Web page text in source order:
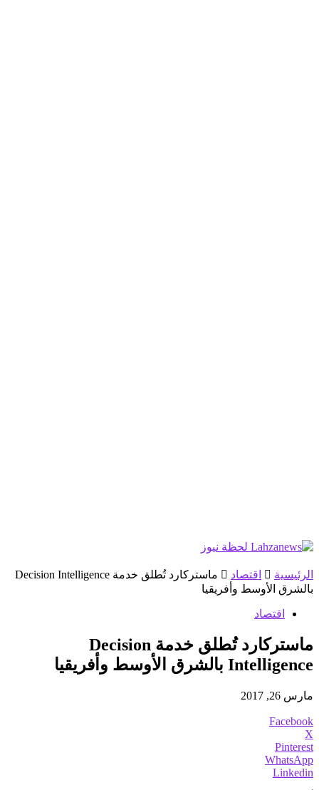
الرئيسية اقتصاد
ماستركارد تُطلق خدمة Decision Intelligence
بالشرق الأوسط وأفريقيا
اقتصاد
ماستركارد تُطلق خدمة Decision
Intelligence بالشرق الأوسط وأفريقيا
مارس 26, 2017
Facebook
X
Pinterest
WhatsApp
Linkedin